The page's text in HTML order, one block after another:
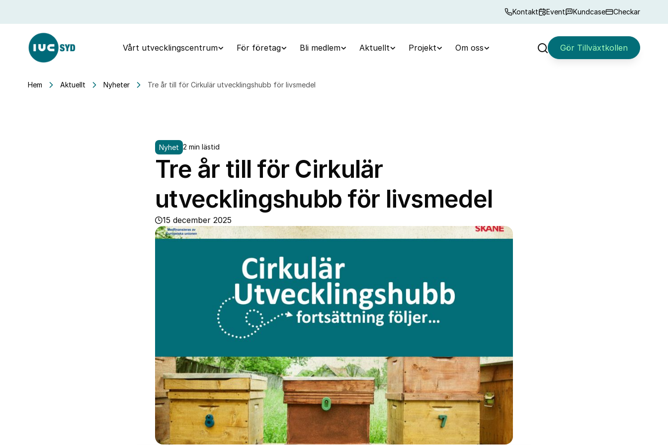
Kontakt Event Kundcase Checkar
Vårt utvecklingscentrum För företag Bli medlem Aktuellt Projekt Om oss Sök Gör Tillväxtkollen
Hem Aktuellt Nyheter Tre år till för Cirkulär utvecklingshubb för livsmedel
Nyhet 2 min lästid
Tre år till för Cirkulär
utvecklingshubb för livsmedel
15 december 2025